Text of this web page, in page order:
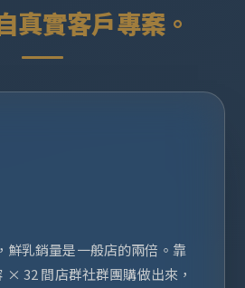
真實客戶專案。
鮮乳銷量是一般店的兩倍。靠
× 32 間店群社群團購做出來，